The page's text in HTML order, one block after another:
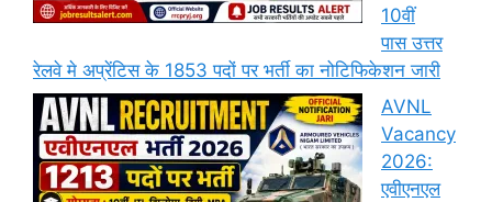
10वीं
पास उत्तर
रेलवे मे अप्रेंटिस के 1853 पदों पर भर्ती का नोटिफिकेशन जारी
AVNL
Vacancy
2026:
एवीएनएल